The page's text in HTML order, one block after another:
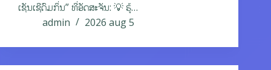
ເຊັນເຊີດົມກິ່ນ” ທີ່ອັດສະຈັນ: 💡 ຮູ້…
admin
2026 aug 5